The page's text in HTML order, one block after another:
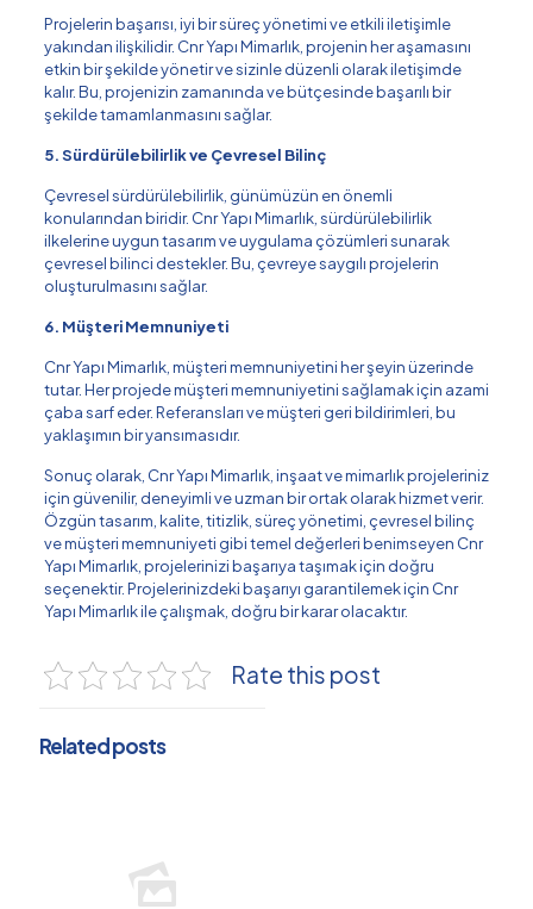
Projelerin başarısı, iyi bir süreç yönetimi ve etkili iletişimle
yakından ilişkilidir. Cnr Yapı Mimarlık, projenin her aşamasını
etkin bir şekilde yönetir ve sizinle düzenli olarak iletişimde
kalır. Bu, projenizin zamanında ve bütçesinde başarılı bir
şekilde tamamlanmasını sağlar.
5. Sürdürülebilirlik ve Çevresel Bilinç
Çevresel sürdürülebilirlik, günümüzün en önemli
konularından biridir. Cnr Yapı Mimarlık, sürdürülebilirlik
ilkelerine uygun tasarım ve uygulama çözümleri sunarak
çevresel bilinci destekler. Bu, çevreye saygılı projelerin
oluşturulmasını sağlar.
6. Müşteri Memnuniyeti
Cnr Yapı Mimarlık, müşteri memnuniyetini her şeyin üzerinde
tutar. Her projede müşteri memnuniyetini sağlamak için azami
çaba sarf eder. Referansları ve müşteri geri bildirimleri, bu
yaklaşımın bir yansımasıdır.
Sonuç olarak, Cnr Yapı Mimarlık, inşaat ve mimarlık projeleriniz
için güvenilir, deneyimli ve uzman bir ortak olarak hizmet verir.
Özgün tasarım, kalite, titizlik, süreç yönetimi, çevresel bilinç
ve müşteri memnuniyeti gibi temel değerleri benimseyen Cnr
Yapı Mimarlık, projelerinizi başarıya taşımak için doğru
seçenektir. Projelerinizdeki başarıyı garantilemek için Cnr
Yapı Mimarlık ile çalışmak, doğru bir karar olacaktır.
Rate this post
Related posts